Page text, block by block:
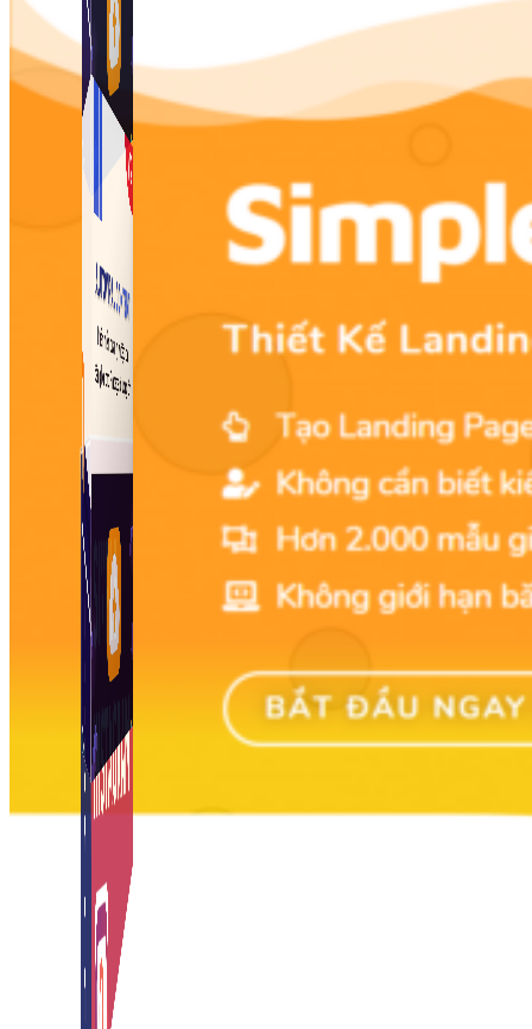
Auto Viral Content
Công cụ đặt lịch, đăng bài tự động cho hàng loạt
Fanpage.
Zalo.
Auto Viral Content
Công cụ đặt lịch, đăng bài tự động cho hàng loạt
Fanpage.